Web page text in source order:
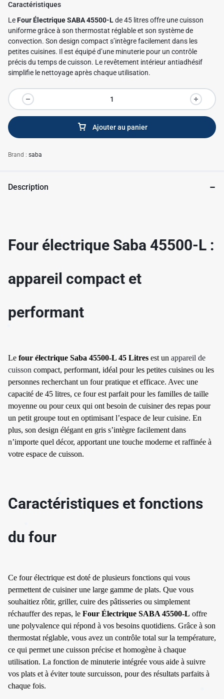
Caractéristiques
LeFour Électrique SABA 45500-Lde 45 litres offre une cuisson
uniforme grâce à son thermostat réglable et son système de
convection. Son design compact s’intègre facilement dans les
petites cuisines. Il est équipé d’une minuterie pour un contrôle
précis du temps de cuisson. Le revêtement intérieur antiadhésif
simplifie le nettoyage après chaque utilisation.
Ajouter au panier
Brand : saba
Description
Four électrique Saba 45500-L :
appareil compact et
performant
Le four électrique Saba 45500-L 45 Litres est un appareil de
cuisson compact, performant, idéal pour les petites cuisines ou les
personnes recherchant un four pratique et efficace. Avec une
capacité de 45 litres, ce four est parfait pour les familles de taille
moyenne ou pour ceux qui ont besoin de cuisiner des repas pour
un petit groupe tout en optimisant l’espace de leur cuisine. En
plus, son design élégant en gris s’intègre facilement dans
n’importe quel décor, apportant une touche moderne et raffinée à
votre espace de cuisson.
Caractéristiques et fonctions
du four
Ce four électrique est doté de plusieurs fonctions qui vous
permettent de cuisiner une large gamme de plats. Que vous
souhaitiez rôtir, griller, cuire des pâtisseries ou simplement
réchauffer des repas, le Four Électrique SABA 45500-L offre
une polyvalence qui répond à vos besoins quotidiens. Grâce à son
thermostat réglable, vous avez un contrôle total sur la température,
ce qui permet une cuisson précise et homogène à chaque
utilisation. La fonction de minuterie intégrée vous aide à suivre
vos plats et à éviter toute surcuisson, pour des résultats parfaits à
chaque fois.
✱
✱